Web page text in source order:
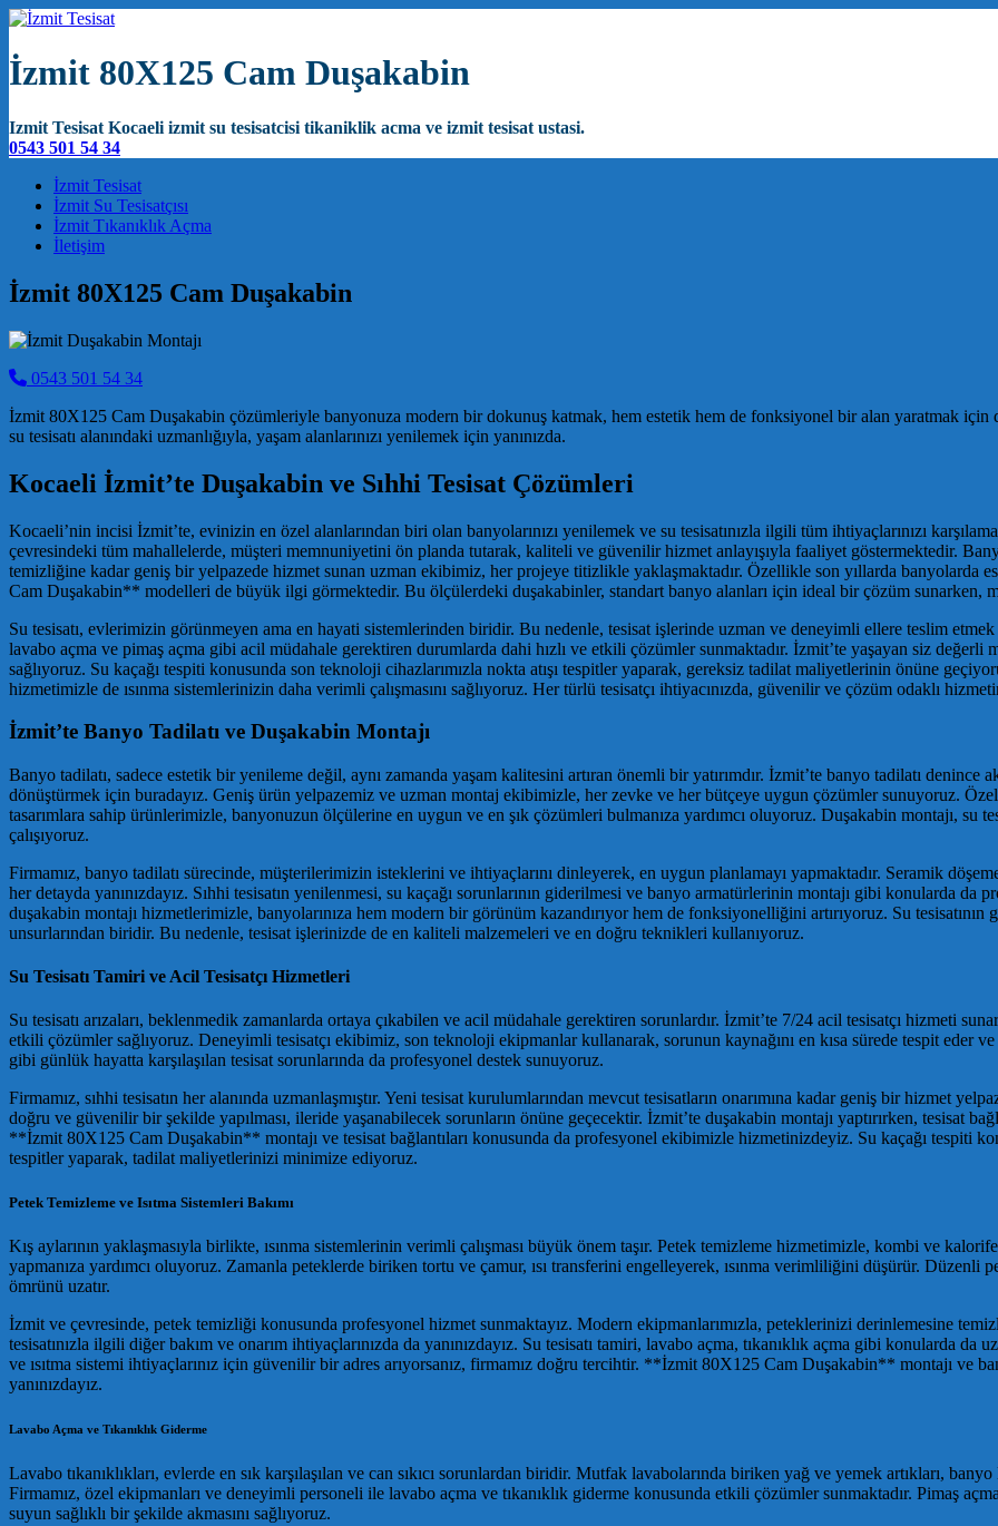
İzmit 80X125 Cam Duşakabin
Izmit Tesisat Kocaeli izmit su tesisatcisi tikaniklik acma ve izmit tesisat ustasi.
0543 501 54 34
Main Navigation
İzmit Tesisat
İzmit Su Tesisatçısı
İzmit Tıkanıklık Açma
İletişim
İzmit 80X125 Cam Duşakabin
0543 501 54 34
İzmit 80X125 Cam Duşakabin çözümleriyle banyonuza modern bir dokunuş katmak, hem estetik hem de fonksiyonel bir alan yaratmak
su tesisatı alanındaki uzmanlığıyla, yaşam alanlarınızı yenilemek için yanınızda.
Kocaeli İzmit’te Duşakabin ve Sıhhi Tesisat Çözümleri
Kocaeli’nin incisi İzmit’te, evinizin en özel alanlarından biri olan banyolarınızı yenilemek ve su tesisatınızla ilgili tüm ihtiyaçlarınızı
çevresindeki tüm mahallelerde, müşteri memnuniyetini ön planda tutarak, kaliteli ve güvenilir hizmet anlayışıyla faaliyet göstermektedir.
temizliğine kadar geniş bir yelpazede hizmet sunan uzman ekibimiz, her projeye titizlikle yaklaşmaktadır. Özellikle son yıllarda banyolarda
Cam Duşakabin** modelleri de büyük ilgi görmektedir. Bu ölçülerdeki duşakabinler, standart banyo alanları için ideal bir çözüm sunarken,
Su tesisatı, evlerimizin görünmeyen ama en hayati sistemlerinden biridir. Bu nedenle, tesisat işlerinde uzman ve deneyimli ellere teslim
lavabo açma ve pimaş açma gibi acil müdahale gerektiren durumlarda dahi hızlı ve etkili çözümler sunmaktadır. İzmit’te yaşayan siz değerli
sağlıyoruz. Su kaçağı tespiti konusunda son teknoloji cihazlarımızla nokta atışı tespitler yaparak, gereksiz tadilat maliyetlerinin önüne
hizmetimizle de ısınma sistemlerinizin daha verimli çalışmasını sağlıyoruz. Her türlü tesisatçı ihtiyacınızda, güvenilir ve çözüm odaklı
İzmit’te Banyo Tadilatı ve Duşakabin Montajı
Banyo tadilatı, sadece estetik bir yenileme değil, aynı zamanda yaşam kalitesini artıran önemli bir yatırımdır. İzmit’te banyo tadilatı
dönüştürmek için buradayız. Geniş ürün yelpazemiz ve uzman montaj ekibimizle, her zevke ve her bütçeye uygun çözümler sunuyoruz.
tasarımlara sahip ürünlerimizle, banyonuzun ölçülerine en uygun ve en şık çözümleri bulmanıza yardımcı oluyoruz. Duşakabin montajı, su
çalışıyoruz.
Firmamız, banyo tadilatı sürecinde, müşterilerimizin isteklerini ve ihtiyaçlarını dinleyerek, en uygun planlamayı yapmaktadır. Seramik
her detayda yanınızdayız. Sıhhi tesisatın yenilenmesi, su kaçağı sorunlarının giderilmesi ve banyo armatürlerinin montajı gibi konularda
duşakabin montajı hizmetlerimizle, banyolarınıza hem modern bir görünüm kazandırıyor hem de fonksiyonelliğini artırıyoruz. Su
unsurlarından biridir. Bu nedenle, tesisat işlerinizde de en kaliteli malzemeleri ve en doğru teknikleri kullanıyoruz.
Su Tesisatı Tamiri ve Acil Tesisatçı Hizmetleri
Su tesisatı arızaları, beklenmedik zamanlarda ortaya çıkabilen ve acil müdahale gerektiren sorunlardır. İzmit’te 7/24 acil tesisatçı hizmeti
etkili çözümler sağlıyoruz. Deneyimli tesisatçı ekibimiz, son teknoloji ekipmanlar kullanarak, sorunun kaynağını en kısa sürede tespit eder
gibi günlük hayatta karşılaşılan tesisat sorunlarında da profesyonel destek sunuyoruz.
Firmamız, sıhhi tesisatın her alanında uzmanlaşmıştır. Yeni tesisat kurulumlarından mevcut tesisatların onarımına kadar geniş bir hizmet
doğru ve güvenilir bir şekilde yapılması, ileride yaşanabilecek sorunların önüne geçecektir. İzmit’te duşakabin montajı yaptırırken, tesisat
**İzmit 80X125 Cam Duşakabin** montajı ve tesisat bağlantıları konusunda da profesyonel ekibimizle hizmetinizdeyiz. Su kaçağı tespiti
tespitler yaparak, tadilat maliyetlerinizi minimize ediyoruz.
Petek Temizleme ve Isıtma Sistemleri Bakımı
Kış aylarının yaklaşmasıyla birlikte, ısınma sistemlerinin verimli çalışması büyük önem taşır. Petek temizleme hizmetimizle, kombi ve
yapmanıza yardımcı oluyoruz. Zamanla peteklerde biriken tortu ve çamur, ısı transferini engelleyerek, ısınma verimliliğini düşürür. Düzenli
ömrünü uzatır.
İzmit ve çevresinde, petek temizliği konusunda profesyonel hizmet sunmaktayız. Modern ekipmanlarımızla, peteklerinizi derinlemesine
tesisatınızla ilgili diğer bakım ve onarım ihtiyaçlarınızda da yanınızdayız. Su tesisatı tamiri, lavabo açma, tıkanıklık açma gibi konularda
ve ısıtma sistemi ihtiyaçlarınız için güvenilir bir adres arıyorsanız, firmamız doğru tercihtir. **İzmit 80X125 Cam Duşakabin** montajı ve
yanınızdayız.
Lavabo Açma ve Tıkanıklık Giderme
Lavabo tıkanıklıkları, evlerde en sık karşılaşılan ve can sıkıcı sorunlardan biridir. Mutfak lavabolarında biriken yağ ve yemek artıkları,
Firmamız, özel ekipmanları ve deneyimli personeli ile lavabo açma ve tıkanıklık giderme konusunda etkili çözümler sunmaktadır. Pimaş
suyun sağlıklı bir şekilde akmasını sağlıyoruz.